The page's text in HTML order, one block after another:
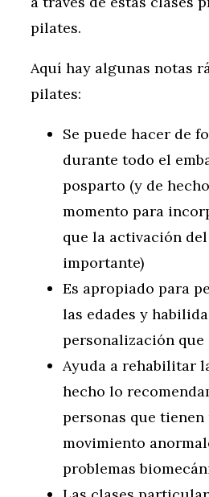
pilates.
Aquí hay algunas notas
pilates:
Se puede hacer de
durante todo el
posparto (y de
momento para
que la activación
importante)
Es apropiado para
las edades y
personalización
Ayuda a rehabilitar
hecho lo
personas que tienen
movimiento
problemas